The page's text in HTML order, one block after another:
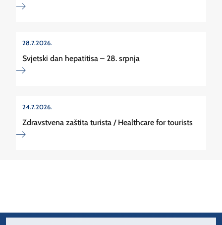
28.7.2026.
Svjetski dan hepatitisa – 28. srpnja
24.7.2026.
Zdravstvena zaštita turista / Healthcare for tourists